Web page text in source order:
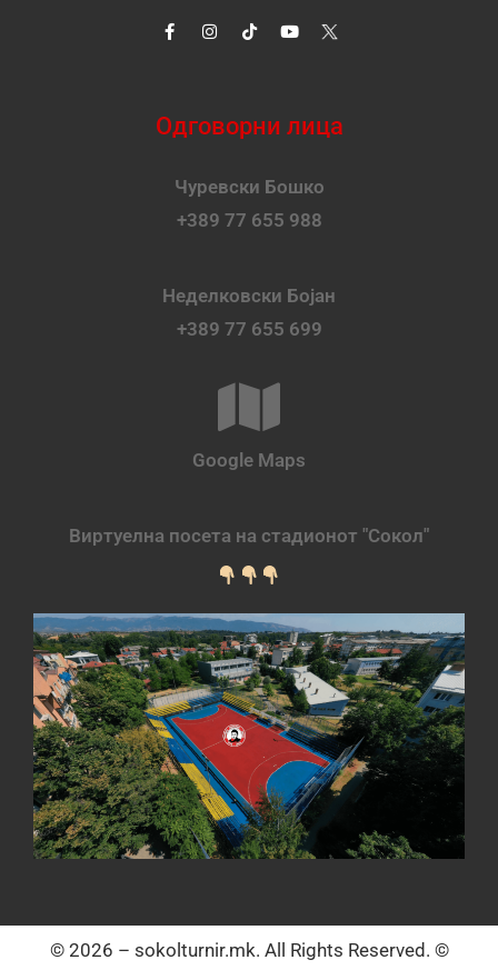
Одговорни лица
Чуревски Бошко
+389 77 655 988
Неделковски Бојан
+389 77 655 699
Google Maps
Виртуелна посета на стадионот "Сокол"
© 2026 – sokolturnir.mk. All Rights Reserved. ©